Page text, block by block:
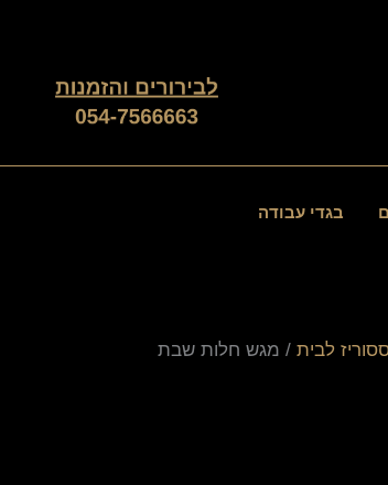
בגדי עבודה
לבית / מגש חלות שבת